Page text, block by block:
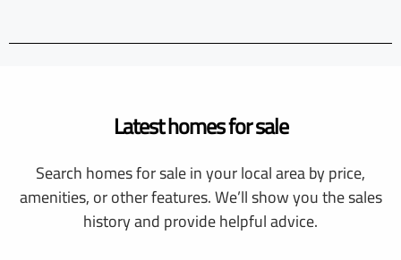
Latest homes for sale
Search homes for sale in your local area by price,
amenities, or other features. We’ll show you the sales
history and provide helpful advice.